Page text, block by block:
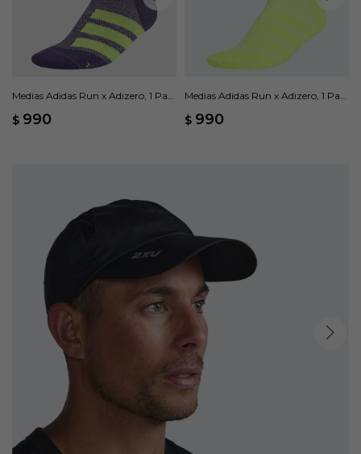
Medias Adidas Run x Adizero, 1 Par
$ 990
Medias Adidas Run x Adizero, 1 Par
$ 990